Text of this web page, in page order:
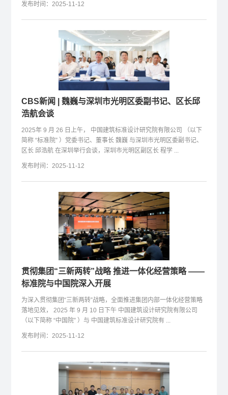
发布时间：2025-11-12
CBS新闻 | 魏巍与深圳市光明区委副书记、区长邱
浩航会谈
2025年 9 月 26 日上午， 中国建筑标准设计研究院有限公司 （以下
简称 “标准院” ）党委书记、董事长 魏巍 与深圳市光明区委副书记、
区长 邱浩航 在深圳举行会谈，深圳市光明区副区长 程学 ...
发布时间：2025-11-12
贯彻集团“三新两转”战略 推进一体化经营策略 ——
标准院与中国院深入开展
为深入贯彻集团“三新两转”战略，全面推进集团内部一体化经营策略
落地见效， 2025 年 9 月 10 日下午 中国建筑设计研究院有限公司
（以下简称 “中国院” ）与 中国建筑标准设计研究院有 ...
发布时间：2025-11-12